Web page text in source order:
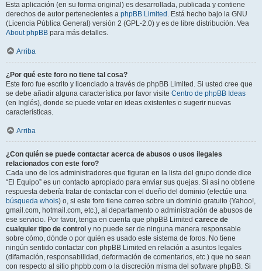
Esta aplicación (en su forma original) es desarrollada, publicada y contiene
derechos de autor pertenecientes a phpBB Limited . Está hecho bajo la GNU
(Licencia Pública General) versión 2 (GPL-2.0) y es de libre distribución. Vea
About phpBB para más detalles.
Arriba
¿Por qué este foro no tiene tal cosa?
Este foro fue escrito y licenciado a través de phpBB Limited. Si usted cree que
se debe añadir alguna característica por favor visite Centro de phpBB Ideas
(en Inglés), donde se puede votar en ideas existentes o sugerir nuevas
características.
Arriba
¿Con quién se puede contactar acerca de abusos o usos ilegales
relacionados con este foro?
Cada uno de los administradores que figuran en la lista del grupo donde dice
“El Equipo” es un contacto apropiado para enviar sus quejas. Si así no obtiene
respuesta debería tratar de contactar con el dueño del dominio (efectúe una
búsqueda whois) o, si este foro tiene correo sobre un dominio gratuito (Yahoo!,
gmail.com, hotmail.com, etc.), al departamento o administración de abusos de
ese servicio. Por favor, tenga en cuenta que phpBB Limited carece de
cualquier tipo de control y no puede ser de ninguna manera responsable
sobre cómo, dónde o por quién es usado este sistema de foros. No tiene
ningún sentido contactar con phpBB Limited en relación a asuntos legales
(difamación, responsabilidad, deformación de comentarios, etc.) que no sean
con respecto al sitio phpbb.com o la discreción misma del software phpBB. Si